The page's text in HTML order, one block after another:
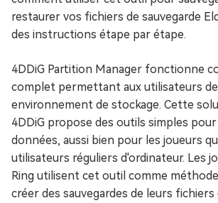
restaurer vos fichiers de sauvegarde
des instructions étape par étape.
4DDiG Partition Manager fonctionne
complet permettant aux utilisateurs
environnement de stockage. Cette
4DDiG propose des outils simples
données, aussi bien pour les joueurs
utilisateurs réguliers d'ordinateur. Les
Ring utilisent cet outil comme
créer des sauvegardes de leurs